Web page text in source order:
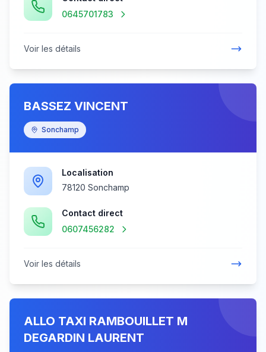
0645701783
Voir les détails
BASSEZ VINCENT
Sonchamp
Localisation
78120 Sonchamp
Contact direct
0607456282
Voir les détails
ALLO TAXI RAMBOUILLET M
DEGARDIN LAURENT